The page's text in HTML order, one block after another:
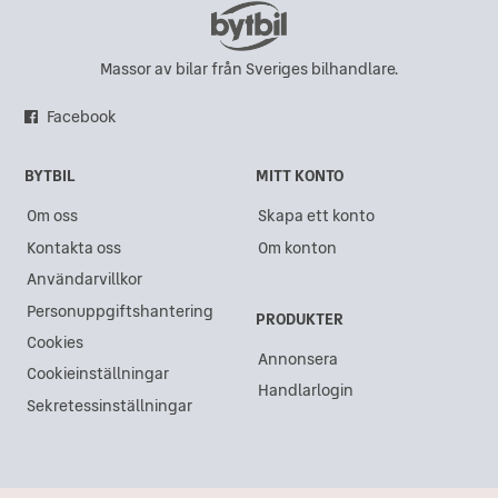
MINI i Karlskrona
MINI i Göteborg
MINI i Västra Frölunda
MINI i Akalla
MINI i Lidköping
MINI i Ängelholm
MINI i Åkersberga
Massor av bilar från Sveriges bilhandlare.
Facebook
BYTBIL
Om oss
Kontakta oss
Användarvillkor
Personuppgiftshantering
Cookies
Cookieinställningar
Sekretessinställningar
MITT KONTO
Skapa ett konto
Om konton
PRODUKTER
Annonsera
Handlarlogin